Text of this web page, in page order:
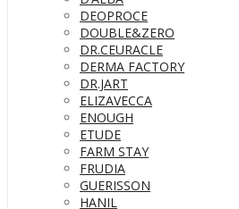
DEOPROCE
DOUBLE&ZERO
DR.CEURACLE
DERMA FACTORY
DR.JART
ELIZAVECCA
ENOUGH
ETUDE
FARM STAY
FRUDIA
GUERISSON
HANIL